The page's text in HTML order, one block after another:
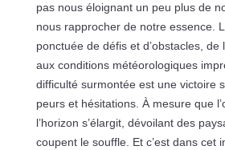
pas nous éloignant un peu plus de
nous rapprocher de notre essence.
ponctuée de défis et d’obstacles,
aux conditions météorologiques
difficulté surmontée est une victoire
peurs et hésitations. À mesure que
l’horizon s’élargit, dévoilant des
coupent le souffle. Et c’est dans cet